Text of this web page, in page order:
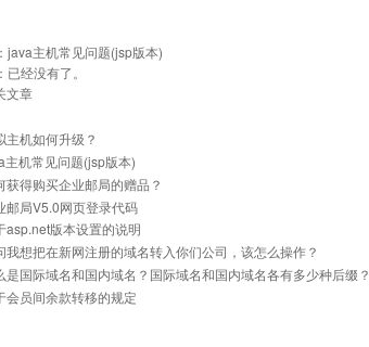
java主机常见问题(jsp版本)
已经没有了。
文章
主机如何升级？
主机常见问题(jsp版本)
获得购买企业邮局的赠品？
邮局V5.0网页登录代码
asp.net版本设置的说明
我想把在新网注册的域名转入你们公司，该怎么操作？
是国际域名和国内域名？国际域名和国内域名各有多少种后缀？
会员间余款转移的规定